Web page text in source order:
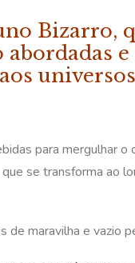
Bizarro,
para mergulhar
se transforma
maravilha e vazio